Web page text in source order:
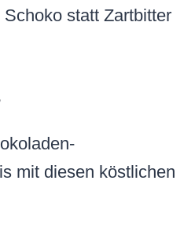
statt Zartbitter
mit diesen köstlichen